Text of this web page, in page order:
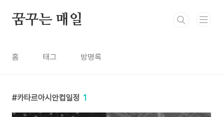
꿈꾸는 매일
홈 태그 방명록
카타르아시안컵일정 1